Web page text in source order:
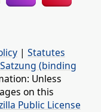
| Statutes
Satzung (binding
Unless
on this
Public License